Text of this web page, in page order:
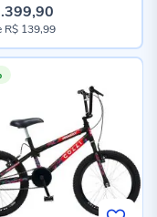
R$ 139,99